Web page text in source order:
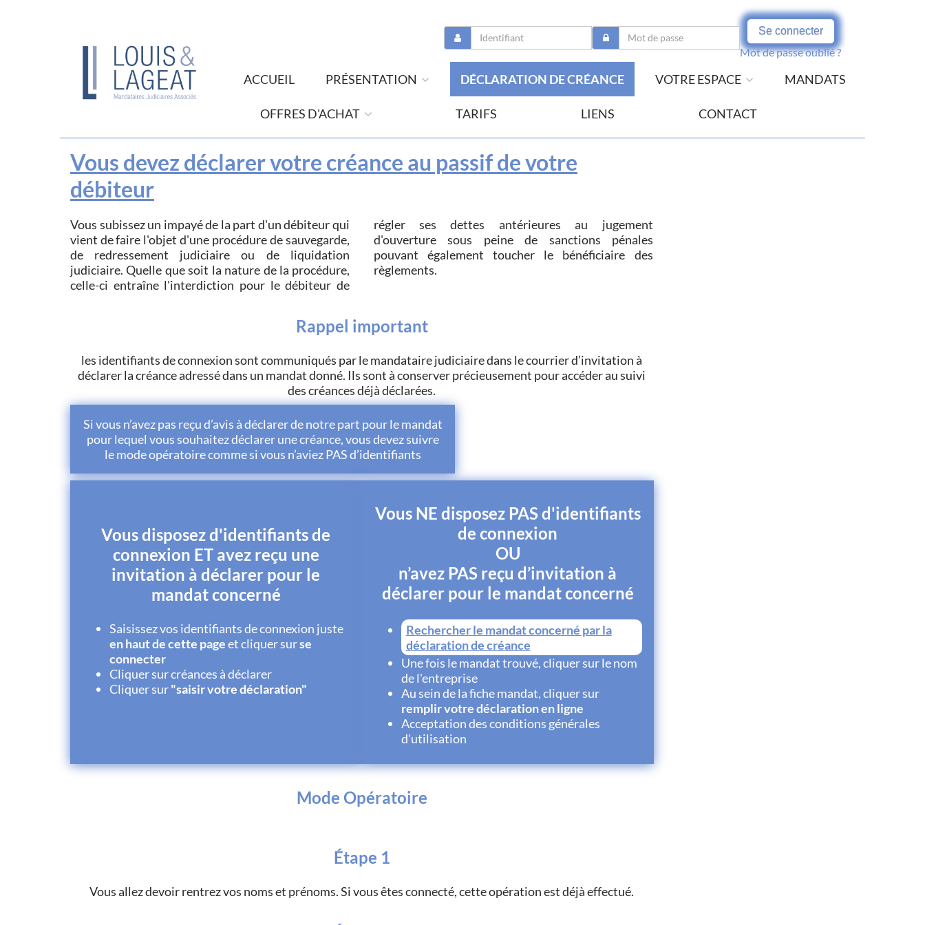
Se connecter
Mot de passe oublié ?
ACCUEIL PRÉSENTATION DÉCLARATION DE CRÉANCE VOTRE ESPACE MANDATS
OFFRES D'ACHAT TARIFS LIENS CONTACT
Vous devez déclarer votre créance au passif de votre
débiteur
Vous subissez un impayé de la part d'un débiteur qui
vient de faire l'objet d'une procédure de sauvegarde,
de redressement judiciaire ou de liquidation
judiciaire. Quelle que soit la nature de la procédure,
celle-ci entraîne l'interdiction pour le débiteur de
régler ses dettes antérieures au jugement
d'ouverture sous peine de sanctions pénales
pouvant également toucher le bénéficiaire des
règlements.
Rappel important
les identifiants de connexion sont communiqués par le mandataire judiciaire dans le courrier d’invitation à
déclarer la créance adressé dans un mandat donné. Ils sont à conserver précieusement pour accéder au suivi
des créances déjà déclarées.
Si vous n’avez pas reçu d’avis à déclarer de notre part pour le mandat
pour lequel vous souhaitez déclarer une créance, vous devez suivre
le mode opératoire comme si vous n’aviez PAS d’identifiants
Mode Opératoire
Vous disposez d'identifiants de
connexion ET avez reçu une
invitation à déclarer pour le
mandat concerné
Saisissez vos identifiants de connexion juste
en haut de cette pageet cliquer surse
connecter
Cliquer sur créances à déclarer
Cliquer sur"saisir votre déclaration"
Vous NE disposez PAS d'identifiants
de connexion
OU
n’avez PAS reçu d’invitation à
déclarer pour le mandat concerné
Rechercher le mandat concerné par la
déclaration de créance
Une fois le mandat trouvé, cliquer sur le nom
de l'entreprise
Au sein de la fiche mandat, cliquer sur
remplir votre déclaration en ligne
Acceptation des conditions générales
d'utilisation
Étape 1
Vous allez devoir rentrez vos noms et prénoms. Si vous êtes connecté, cette opération est déjà effectué.